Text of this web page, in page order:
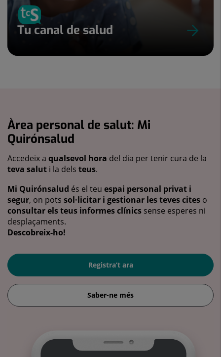
Tu canal de salud
Àrea personal de salut: Mi
Quirónsalud
Accedeix a qualsevol hora del dia per tenir cura de la
teva salut i la dels teus.
Mi Quirónsalud és el teu espai personal privat i
segur, on pots sol·licitar i gestionar les teves cites o
consultar els teus informes clínics sense esperes ni
desplaçaments.
Descobreix-ho!
Registra’t ara
Saber-ne més